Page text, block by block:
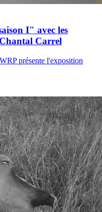
I" avec les
Carrel
présente l'exposition